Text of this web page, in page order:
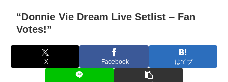
“Donnie Vie Dream Live Setlist – Fan
Votes!”
X Facebook はてブ